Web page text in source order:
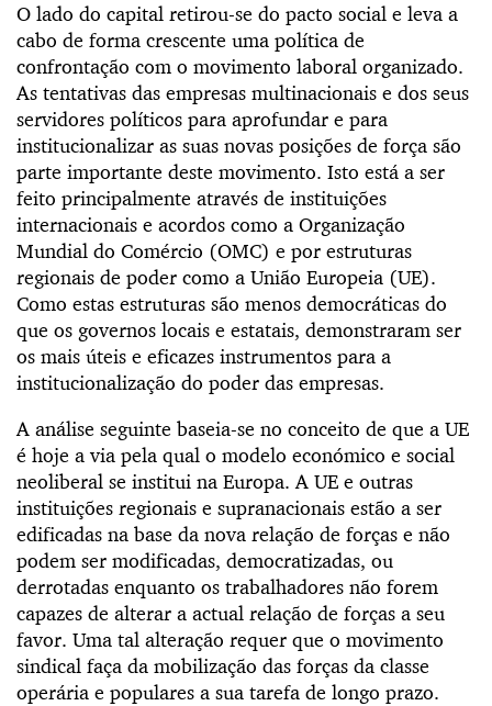
O lado do capital retirou-se do pacto social e leva a
cabo de forma crescente uma política de
confrontação com o movimento laboral organizado.
As tentativas das empresas multinacionais e dos seus
servidores políticos para aprofundar e para
institucionalizar as suas novas posições de força são
parte importante deste movimento. Isto está a ser
feito principalmente através de instituições
internacionais e acordos como a Organização
Mundial do Comércio (OMC) e por estruturas
regionais de poder como a União Europeia (UE).
Como estas estruturas são menos democráticas do
que os governos locais e estatais, demonstraram ser
os mais úteis e eficazes instrumentos para a
institucionalização do poder das empresas.
A análise seguinte baseia-se no conceito de que a UE
é hoje a via pela qual o modelo económico e social
neoliberal se institui na Europa. A UE e outras
instituições regionais e supranacionais estão a ser
edificadas na base da nova relação de forças e não
podem ser modificadas, democratizadas, ou
derrotadas enquanto os trabalhadores não forem
capazes de alterar a actual relação de forças a seu
favor. Uma tal alteração requer que o movimento
sindical faça da mobilização das forças da classe
operária e populares a sua tarefa de longo prazo.